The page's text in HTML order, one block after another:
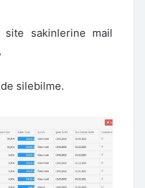
sakinlerine mail
silebilme.